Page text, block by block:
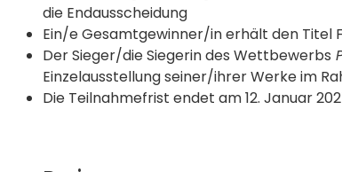
die Endausscheidung
Ein/e Gesamtgewinner/in erhält den Titel
Der Sieger/die Siegerin des Wettbewerbs
Einzelausstellung seiner/ihrer Werke im
Die Teilnahmefrist endet am 12. Januar